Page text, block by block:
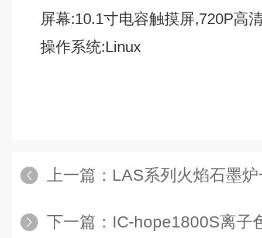
屏幕:10.1寸电容触摸屏,720P高
操作系统:Linux
上一篇： LAS系列火焰石墨
下一篇： IC-hope1800S离子